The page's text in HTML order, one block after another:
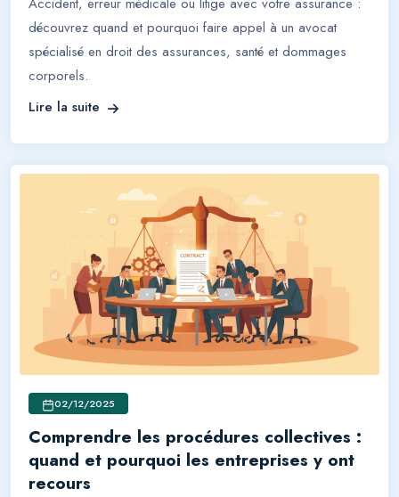
découvrez quand et pourquoi faire appel à un avocat
spécialisé en droit des assurances, santé et dommages
corporels.
Lire la suite
02/12/2025
Comprendre les procédures collectives :
quand et pourquoi les entreprises y ont
recours